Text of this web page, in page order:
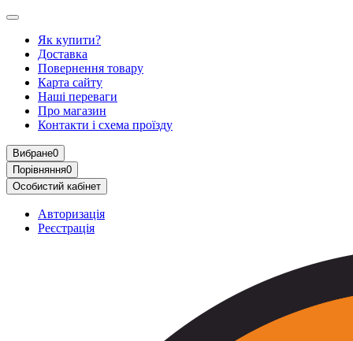
Як купити?
Доставка
Повернення товару
Карта сайту
Наші переваги
Про магазин
Контакти і схема проїзду
Вибране0
Порівняння0
Особистий кабінет
Авторизація
Реєстрація